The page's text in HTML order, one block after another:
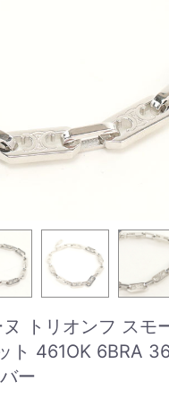
トリオンフ スモ
ト 461OK 6BRA
ー